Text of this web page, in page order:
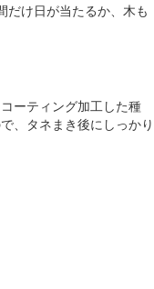
だけ日が当たるか、木も
ーティング加工した種
、タネまき後にしっかり